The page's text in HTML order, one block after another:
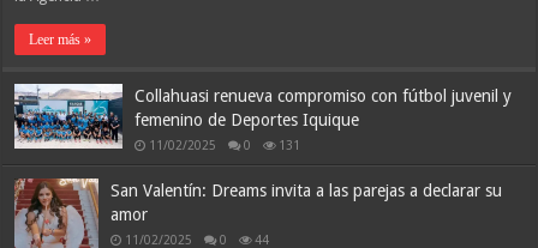
Leer más »
Collahuasi renueva compromiso con fútbol juvenil y
femenino de Deportes Iquique
11/02/2025 0 131
San Valentín: Dreams invita a las parejas a declarar su
amor
11/02/2025 0 44